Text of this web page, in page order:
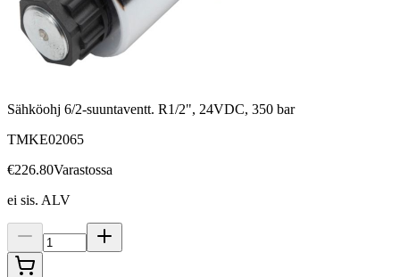
Sähköohj 6/2-suuntaventt. R1/2", 24VDC, 350 bar
TMKE02065
€226.80Varastossa
ei sis. ALV